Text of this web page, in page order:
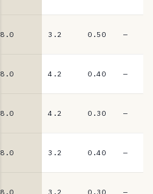
8.0 3.2 0.50 —
8.0 4.2 0.40 —
8.0 4.2 0.30 —
8.0 3.2 0.40 —
8.0 3.2 0.30 —